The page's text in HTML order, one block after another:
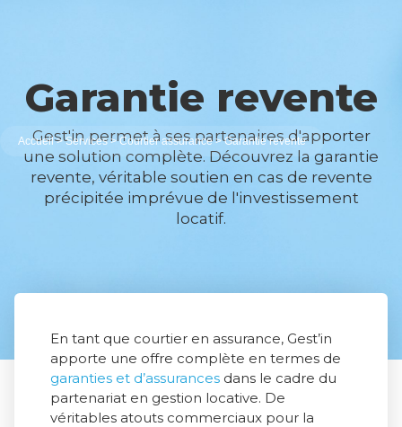
Accueil>Services>Courtier assurance >Garantie revente
Garantie revente
Gest'in permet à ses partenaires d'apporter
une solution complète. Découvrez la garantie
revente, véritable soutien en cas de revente
précipitée imprévue de l'investissement
locatif.
En tant que courtier en assurance, Gest’in
apporte une offre complète en termes de
garanties et d’assurances dans le cadre du
partenariat en gestion locative. De
véritables atouts commerciaux pour la